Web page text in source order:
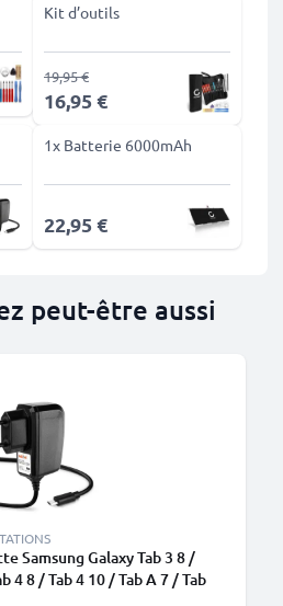
Kit d’outils
16,95 €
19,95 €
1x Batterie 6000mAh
22,95 €
peut-être aussi
Samsung Galaxy Tab 3 8 /
4 8 / Tab 4 10 / Tab A 7 / Tab